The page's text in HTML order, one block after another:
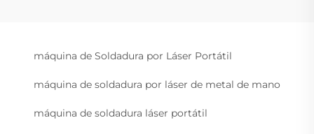
máquina de Soldadura por Láser Portátil
máquina de soldadura por láser de metal de mano
máquina de soldadura láser portátil